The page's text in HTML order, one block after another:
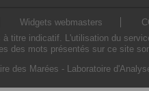
Widgets webmasters
titre indicatif. L'utilisation du
des mots présentés sur ce site
des Marées - Laboratoire